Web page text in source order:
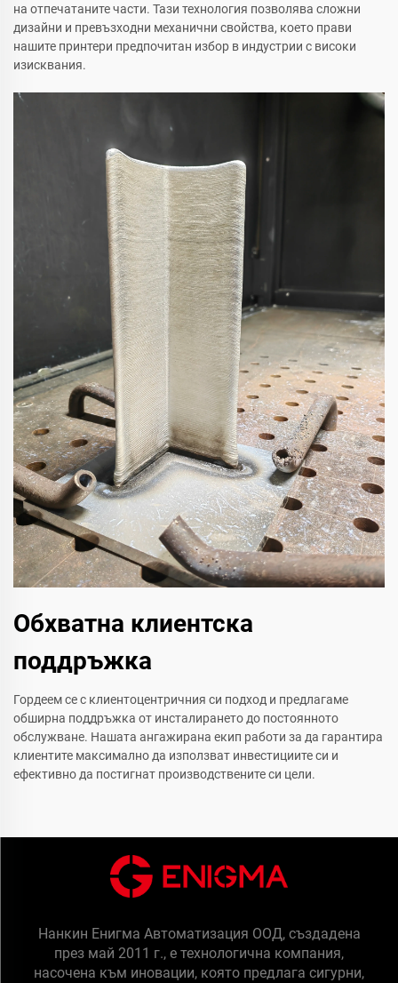
на отпечатаните части. Тази технология позволява сложни
дизайни и превъзходни механични свойства, което прави
нашите принтери предпочитан избор в индустрии с високи
изисквания.
Обхватна клиентска
поддръжка
Гордеем се с клиентоцентричния си подход и предлагаме
обширна поддръжка от инсталирането до постоянното
обслужване. Нашата ангажирана екип работи за да гарантира
клиентите максимално да използват инвестициите си и
ефективно да постигнат производствените си цели.
Нанкин Енигма Автоматизация ООД, създадена
през май 2011 г., е технологична компания,
насочена към иновации, която предлага сигурни,